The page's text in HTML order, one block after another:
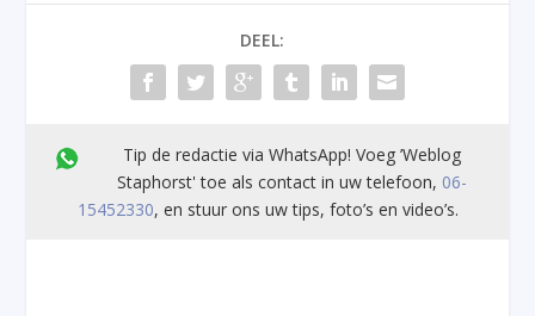
DEEL:
Tip de redactie via WhatsApp! Voeg ’Weblog
Staphorst' toe als contact in uw telefoon, 06-
15452330, en stuur ons uw tips, foto’s en video’s.